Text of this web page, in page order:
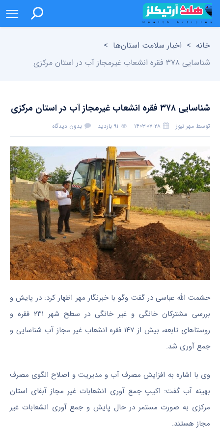
خانه > اخبار سلامت استان‌ها >
شناسایی ۳۷۸ فقره انشعاب غیرمجاز آب در استان مرکزی
شناسایی ۳۷۸ فقره انشعاب غیرمجاز آب در استان مرکزی
توسط مهر نیوز ۱۴۰۳-۰۷-۲۸ ۹۱ بازدید بدون دیدگاه
حشمت الله عباسی در گفت وگو با خبرنگار مهر اظهار کرد: در پایش و
بررسی مشترکان خانگی و غیر خانگی در سطح شهر ۲۳۱ فقره و
روستاهای تابعه، بیش از ۱۴۷ فقره انشعاب غیر مجاز آب شناسایی و
جمع آوری شد.
وی با اشاره به افزایش مصرف آب و مدیریت و اصلاح الگوی مصرف
بهینه آب گفت: اکیپ جمعآوری انشعابات غیر مجاز آبفای استان
مرکزی به صورت مستمر در حال پایش و جمعآوری انشعابات غیر
مجاز هستند.